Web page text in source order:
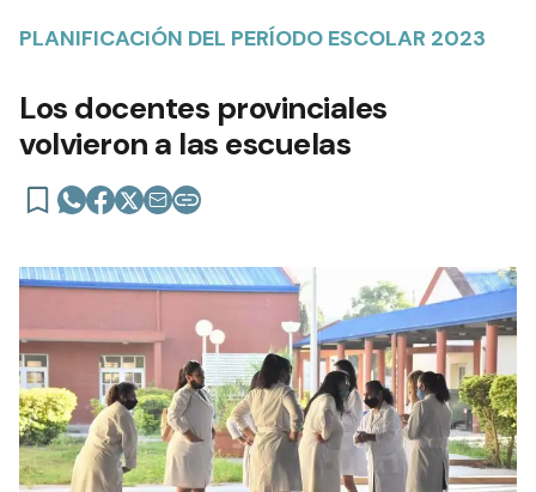
PLANIFICACIÓN DEL PERÍODO ESCOLAR 2023
Los docentes provinciales
volvieron a las escuelas